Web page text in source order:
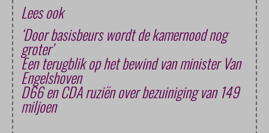
Lees ook
‘Door basisbeurs wordt de kamernood nog
groter’
Een terugblik op het bewind van minister Van
Engelshoven
D66 en CDA ruziën over bezuiniging van 149
miljoen